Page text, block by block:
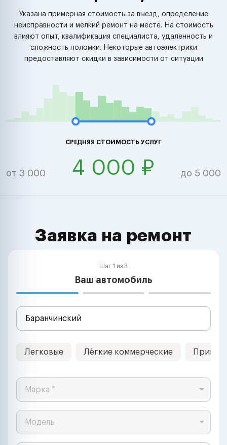
Указана примерная стоимость за выезд, определение
неисправности и мелкий ремонт на месте. На стоимость
влияют опыт, квалификация специалиста, удаленность и
сложность поломки. Некоторые автоэлектрики
предоставляют скидки в зависимости от ситуации
СРЕДНЯЯ СТОИМОСТЬ УСЛУГ
от 3 000 4 000 ₽ до 5 000
Заявка на ремонт
Шаг 1 из 3
Ваш автомобиль
Легковые Лёгкие коммерческие
Марка *
Модель